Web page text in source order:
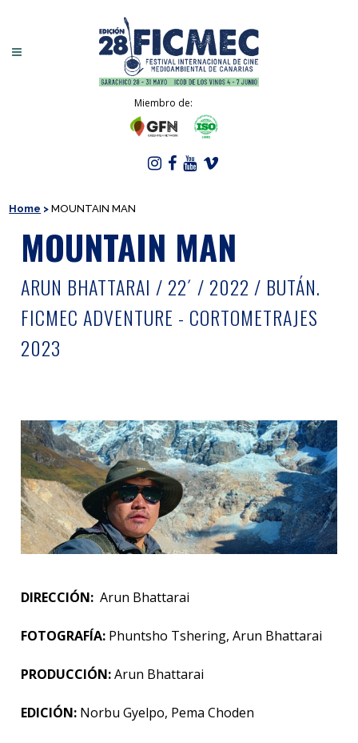
Miembro de:
Home >MOUNTAIN MAN
MOUNTAIN MAN
ARUN BHATTARAI / 22´ / 2022 / BUTÁN.
FICMEC ADVENTURE - CORTOMETRAJES
2023
DIRECCIÓN: Arun Bhattarai
FOTOGRAFÍA: Phuntsho Tshering, Arun Bhattarai
PRODUCCIÓN:Arun Bhattarai
EDICIÓN: Norbu Gyelpo, Pema Choden